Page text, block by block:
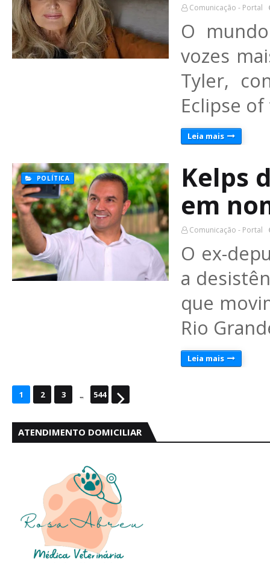
Comunicação - Portal
O
vozes
Tyler,
Eclipse
Leia mais
POLÍTICA
Kelps
em
Comunicação - Portal
O ex-
a
que
Rio
Leia mais
1 2 3 ... 544
ATENDIMENTO DOMICILIAR